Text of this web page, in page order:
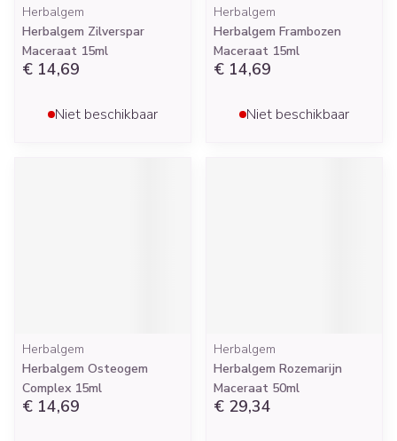
Herbalgem
Herbalgem Zilverspar
Maceraat 15ml
€ 14,69
Niet beschikbaar
Herbalgem
Herbalgem Frambozen
Maceraat 15ml
€ 14,69
Niet beschikbaar
Herbalgem
Herbalgem Osteogem
Complex 15ml
€ 14,69
Herbalgem
Herbalgem Rozemarijn
Maceraat 50ml
€ 29,34